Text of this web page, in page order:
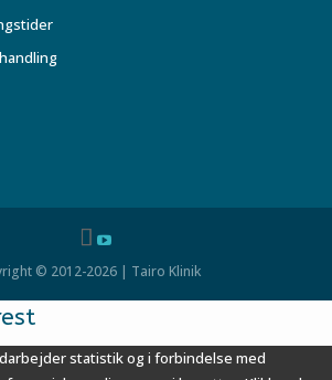
© 2012-2026 | Tairo Klinik
statistik og i forbindelse med